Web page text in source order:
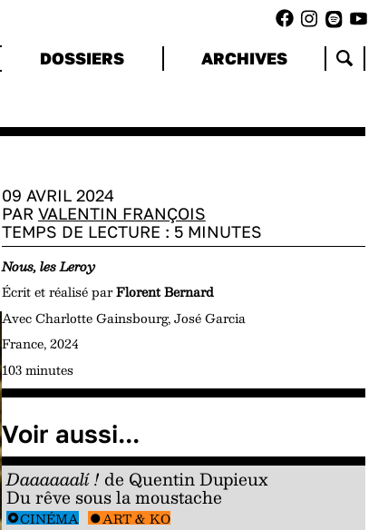
DOSSIERS ARCHIVES
09 AVRIL 2024
PAR VALENTIN FRANÇOIS
TEMPS DE LECTURE : 5MINUTES
Nous, les Leroy
Écrit et réalisé parFlorent Bernard
Avec Charlotte Gainsbourg, José Garcia
France, 2024
103 minutes
Voir aussi...
Daaaaaalí ! de Quentin Dupieux
Du rêve sous la moustache
CINÉMA ART & KO